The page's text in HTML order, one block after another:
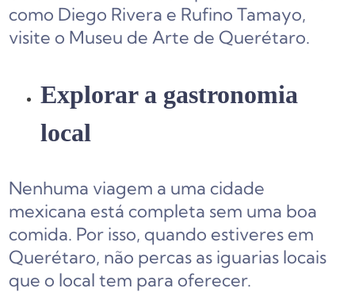
como Diego Rivera e Rufino Tamayo,
visite o Museu de Arte de Querétaro.
Explorar a gastronomia
local
Nenhuma viagem a uma cidade
mexicana está completa sem uma boa
comida. Por isso, quando estiveres em
Querétaro, não percas as iguarias locais
que o local tem para oferecer.